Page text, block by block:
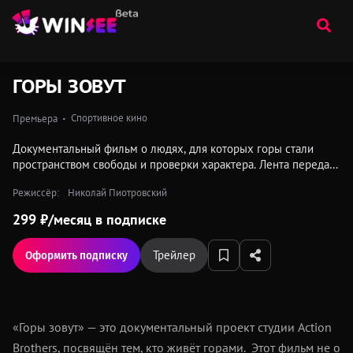
ГОРЫ ЗОВУТ
Премьера Спортивное кино
Документальный фильм о людях, для которых горы стали
пространством свободы и проверки характера. Лента передаёт
напряжение моментов, когда цена ошибки слишком высока.
Режиссёр: Николай Пиотровский
299 ₽⁠/⁠месяц в подписке
Оформить подписку Трейлер
«Горы зовут» — это документальный проект студии Action
Brothers, посвящён тем, кто живёт горами. Этот фильм не о